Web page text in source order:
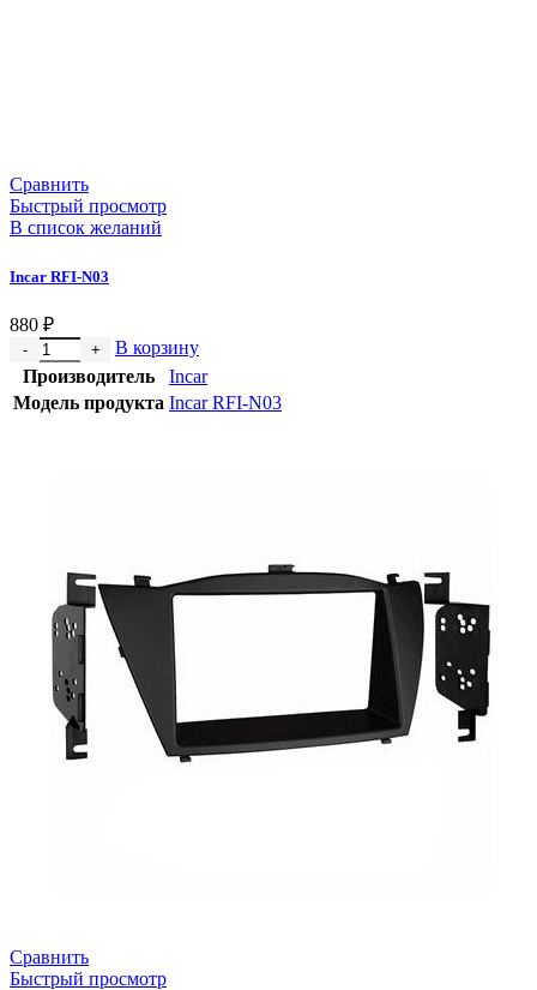
Сравнить
Быстрый просмотр
В список желаний
Incar RFI-N03
880 ₽
В корзину
Производитель
Incar
Модель продукта Incar RFI-N03
Сравнить
Быстрый просмотр